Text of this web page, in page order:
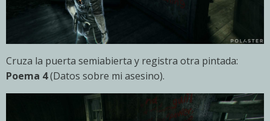
Cruza la puerta semiabierta y registra otra pintada:
Poema 4(Datos sobre mi asesino).